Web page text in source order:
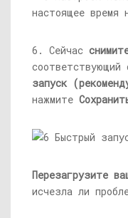
6. Сейчас
соответствующий
запуск
нажмите
Перезагрузите
исчезла ли